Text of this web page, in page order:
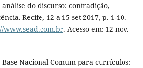
análise do discurso: contradição,
Recife, 12 a 15 set 2017, p. 1-10.
www.sead.com.br. Acesso em: 12 nov.
Base Nacional Comum para currículos: